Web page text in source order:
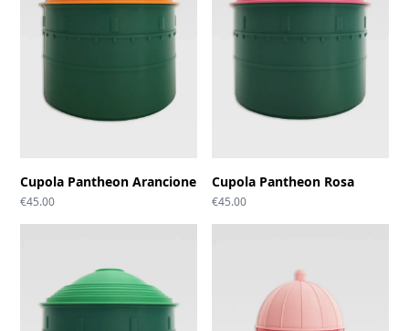
Cupola Pantheon Arancione
€45.00
Cupola Pantheon Rosa
€45.00